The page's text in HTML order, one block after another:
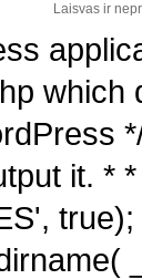
Laisvas ir
it. *